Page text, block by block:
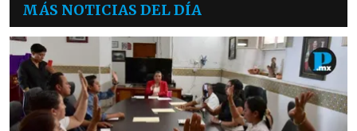
MÁS NOTICIAS DEL DÍA